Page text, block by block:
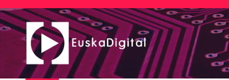
Saltar
al
contenido